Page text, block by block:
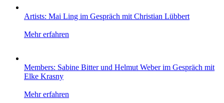
Artists: Mai Ling im Gespräch mit Christian Lübbert
Mehr erfahren
Members: Sabine Bitter und Helmut Weber im Gespräch mit
Elke Krasny
Mehr erfahren